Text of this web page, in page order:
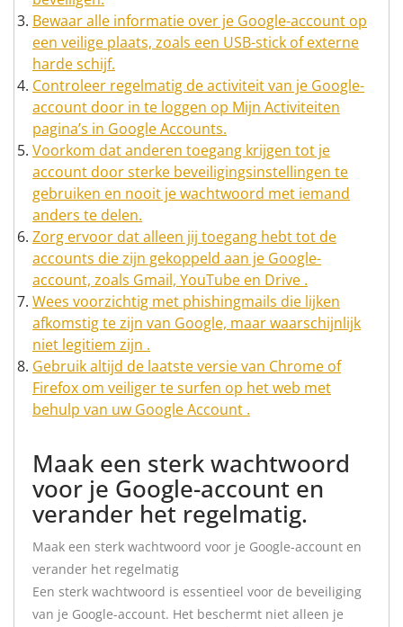
Bewaar alle informatie over je Google-account op
een veilige plaats, zoals een USB-stick of externe
harde schijf.
Controleer regelmatig de activiteit van je Google-
account door in te loggen op Mijn Activiteiten
pagina’s in Google Accounts.
Voorkom dat anderen toegang krijgen tot je
account door sterke beveiligingsinstellingen te
gebruiken en nooit je wachtwoord met iemand
anders te delen.
Zorg ervoor dat alleen jij toegang hebt tot de
accounts die zijn gekoppeld aan je Google-
account, zoals Gmail, YouTube en Drive .
Wees voorzichtig met phishingmails die lijken
afkomstig te zijn van Google, maar waarschijnlijk
niet legitiem zijn .
Gebruik altijd de laatste versie van Chrome of
Firefox om veiliger te surfen op het web met
behulp van uw Google Account .
Maak een sterk wachtwoord
voor je Google-account en
verander het regelmatig.
Maak een sterk wachtwoord voor je Google-account en
verander het regelmatig
Een sterk wachtwoord is essentieel voor de beveiliging
van je Google-account. Het beschermt niet alleen je